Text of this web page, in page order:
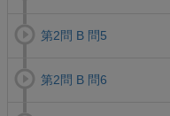
第2問 B 問5
第2問 B 問6